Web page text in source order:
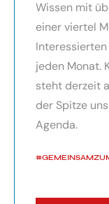
Wissen mit
einer viertel
Interessierten
jeden Monat.
steht derzeit
der Spitze
Agenda.